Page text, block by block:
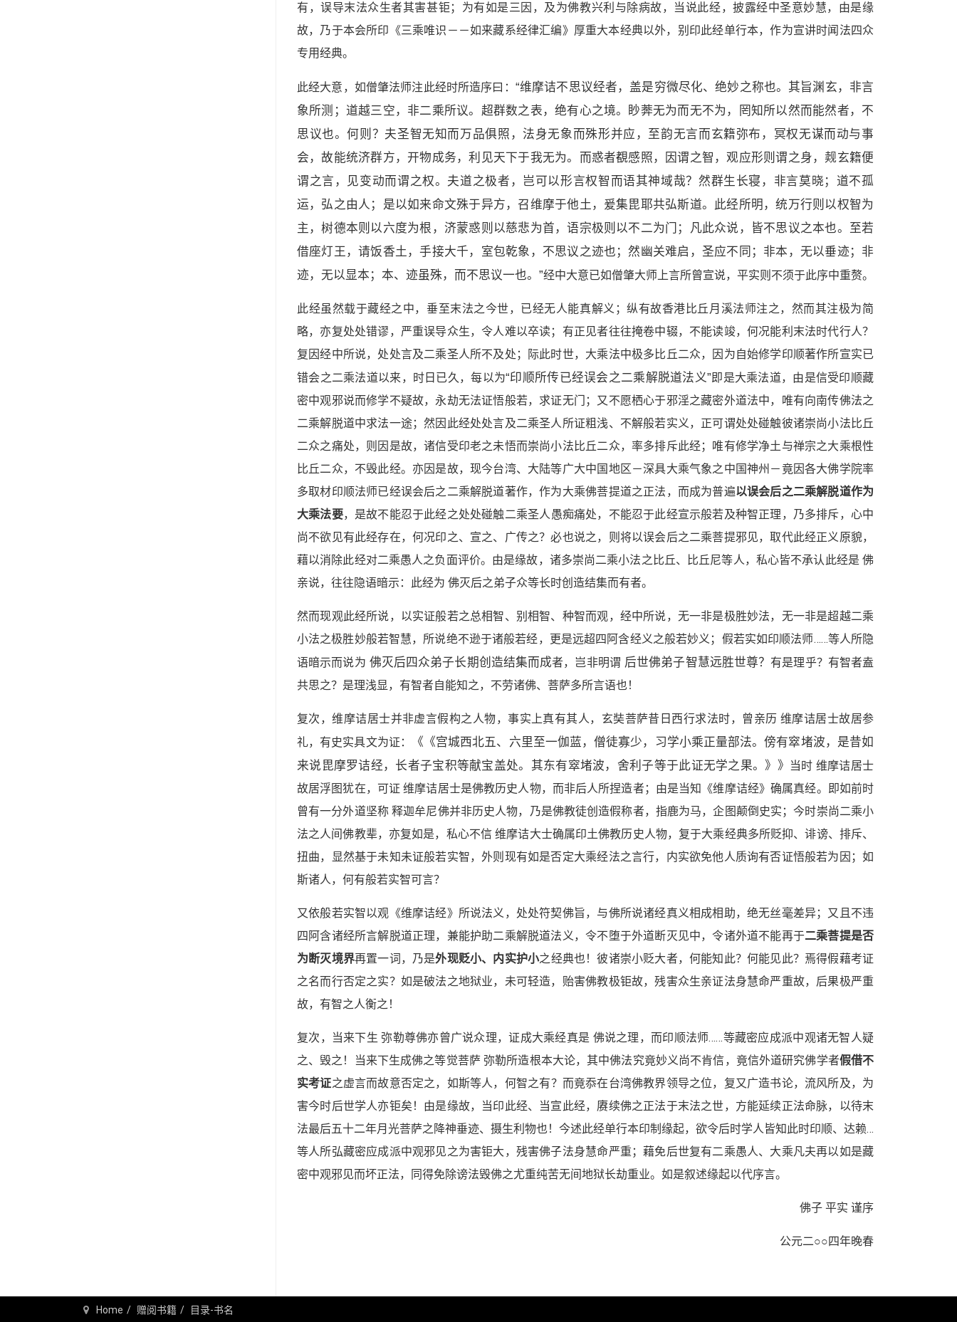
有，误导末法众生者其害甚钜；为有如是三因，及为佛教兴利与除病故，当说此经，披露经中圣意妙慧，由是缘
故，乃于本会所印《三乘唯识－－如来藏系经律汇编》厚重大本经典以外，别印此经单行本，作为宣讲时闻法四众
专用经典。
此经大意，如僧肇法师注此经时所造序曰： “维摩诘不思议经者，盖是穷微尽化、绝妙之称也。其旨渊玄，非言
象所测；道越三空，非二乘所议。超群数之表，绝有心之境。眇莾无为而无不为，罔知所以然而能然者，不
思议也。何则？夫圣智无知而万品俱照，法身无象而殊形并应，至韵无言而玄籍弥布，冥权无谋而动与事
会，故能统济群方，开物成务，利见天下于我无为。而惑者覩感照，因谓之智，观应形则谓之身，觌玄籍便
谓之言，见变动而谓之权。夫道之极者，岂可以形言权智而语其神域哉？然群生长寝，非言莫晓；道不孤
运，弘之由人；是以如来命文殊于异方，召维摩于他土，爰集毘耶共弘斯道。此经所明，统万行则以权智为
主，树德本则以六度为根，济蒙惑则以慈悲为首，语宗极则以不二为门；凡此众说，皆不思议之本也。至若
借座灯王，请饭香土，手接大千，室包乾象，不思议之迹也；然幽关难启，圣应不同；非本，无以垂迹；非
迹，无以显本；本、迹虽殊，而不思议一也。”经中大意已如僧肇大师上言所曾宣说，平实则不须于此序中重赘。
此经虽然载于藏经之中，垂至末法之今世，已经无人能真解义；纵有故香港比丘月溪法师注之，然而其注极为简
略，亦复处处错谬，严重误导众生，令人难以卒读；有正见者往往掩卷中辍，不能读竣，何况能利末法时代行人？
复因经中所说，处处言及二乘圣人所不及处；际此时世，大乘法中极多比丘二众，因为自始修学印顺著作所宣实已
错会之二乘法道以来，时日已久，每以为“印顺所传已经误会之二乘解脱道法义”即是大乘法道，由是信受印顺藏
密中观邪说而修学不疑故，永劫无法证悟般若，求证无门；又不愿栖心于邪淫之藏密外道法中，唯有向南传佛法之
二乘解脱道中求法一途；然因此经处处言及二乘圣人所证粗浅、不解般若实义，正可谓处处碰触彼诸崇尚小法比丘
二众之痛处，则因是故，诸信受印老之未悟而崇尚小法比丘二众，率多排斥此经；唯有修学净土与禅宗之大乘根性
比丘二众，不毁此经。亦因是故，现今台湾、大陆等广大中国地区－深具大乘气象之中国神州－竟因各大佛学院率
多取材印顺法师已经误会后之二乘解脱道著作，作为大乘佛菩提道之正法，而成为普遍以误会后之二乘解脱道作为
大乘法要，是故不能忍于此经之处处碰触二乘圣人愚痴痛处，不能忍于此经宣示般若及种智正理，乃多排斥，心中
尚不欲见有此经存在，何况印之、宣之、广传之？必也说之，则将以误会后之二乘菩提邪见，取代此经正义原貌，
藉以消除此经对二乘愚人之负面评价。由是缘故，诸多崇尚二乘小法之比丘、比丘尼等人，私心皆不承认此经是 佛
亲说，往往隐语暗示：此经为 佛灭后之弟子众等长时创造结集而有者。
然而现观此经所说，以实证般若之总相智、别相智、种智而观，经中所说，无一非是极胜妙法，无一非是超越二乘
小法之极胜妙般若智慧，所说绝不逊于诸般若经，更是远超四阿含经义之般若妙义；假若实如印顺法师……等人所隐
语暗示而说为 佛灭后四众弟子长期创造结集而成者，岂非明谓 后世佛弟子智慧远胜世尊？有是理乎？有智者盍
共思之？是理浅显，有智者自能知之，不劳诸佛、菩萨多所言语也！
复次，维摩诘居士并非虚言假构之人物，事实上真有其人，玄奘菩萨昔日西行求法时，曾亲历 维摩诘居士故居参
礼，有史实具文为证：
《《宫城西北五、六里至一伽蓝，僧徒寡少，习学小乘正量部法。傍有窣堵波，是昔如
来说毘摩罗诘经，长者子宝积等献宝盖处。其东有窣堵波，舍利子等于此证无学之果。》》 当时 维摩诘居士
故居浮图犹在，可证 维摩诘居士是佛教历史人物，而非后人所捏造者；由是当知《维摩诘经》确属真经。即如前时
曾有一分外道坚称 释迦牟尼佛并非历史人物，乃是佛教徒创造假称者，指鹿为马，企图颠倒史实；今时崇尚二乘小
法之人间佛教辈，亦复如是，私心不信 维摩诘大士确属印土佛教历史人物，复于大乘经典多所贬抑、诽谤、排斥、
扭曲，显然基于未知未证般若实智，外则现有如是否定大乘经法之言行，内实欲免他人质询有否证悟般若为因；如
斯诸人，何有般若实智可言？
又依般若实智以观《维摩诘经》所说法义，处处符契佛旨，与佛所说诸经真义相成相助，绝无丝毫差异；又且不违
四阿含诸经所言解脱道正理，兼能护助二乘解脱道法义，令不堕于外道断灭见中，令诸外道不能再于二乘菩提是否
为断灭境界再置一词，乃是外现贬小、内实护小之经典也！彼诸崇小贬大者，何能知此？何能见此？焉得假藉考证
之名而行否定之实？如是破法之地狱业，未可轻造，贻害佛教极钜故，残害众生亲证法身慧命严重故，后果极严重
故，有智之人衡之！
复次，当来下生 弥勒尊佛亦曾广说众理，证成大乘经真是 佛说之理，而印顺法师……等藏密应成派中观诸无智人疑
之、毁之！当来下生成佛之等觉菩萨 弥勒所造根本大论，其中佛法究竟妙义尚不肯信，竟信外道研究佛学者假借不
实考证之虚言而故意否定之，如斯等人，何智之有？而竟忝在台湾佛教界领导之位，复又广造书论，流风所及，为
害今时后世学人亦钜矣！由是缘故，当印此经、当宣此经，赓续佛之正法于末法之世，方能延续正法命脉，以待末
法最后五十二年月光菩萨之降神垂迹、摄生利物也！今述此经单行本印制缘起，欲令后时学人皆知此时印顺、达赖…
等人所弘藏密应成派中观邪见之为害钜大，残害佛子法身慧命严重；藉免后世复有二乘愚人、大乘凡夫再以如是藏
密中观邪见而坏正法，同得免除谤法毁佛之尤重纯苦无间地狱长劫重业。如是叙述缘起以代序言。
佛子 平实 谨序
公元二○○四年晚春
Home 赠阅书籍 目录-书名